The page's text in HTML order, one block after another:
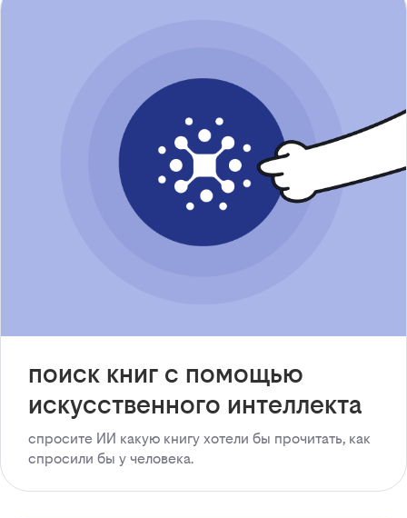
поиск книг с помощью
искусственного интеллекта
спросите ИИ какую книгу хотели бы прочитать, как
спросили бы у человека.